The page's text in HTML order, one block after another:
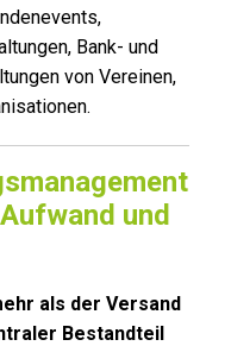
Bank- und
von Vereinen,
und
als der Versand
Bestandteil